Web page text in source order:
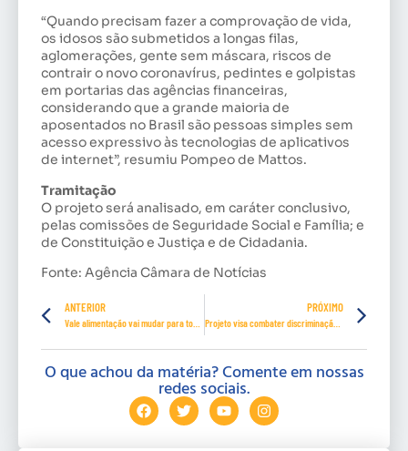
“Quando precisam fazer a comprovação de vida,
os idosos são submetidos a longas filas,
aglomerações, gente sem máscara, riscos de
contrair o novo coronavírus, pedintes e golpistas
em portarias das agências financeiras,
considerando que a grande maioria de
aposentados no Brasil são pessoas simples sem
acesso expressivo às tecnologias de aplicativos
de internet”, resumiu Pompeo de Mattos.
Tramitação
O projeto será analisado, em caráter conclusivo,
pelas comissões de Seguridade Social e Família; e
de Constituição e Justiça e de Cidadania.
Fonte: Agência Câmara de Notícias
ANTERIOR PRÓXIMO
Projeto visa combater discriminação racial no acesso ao crédito
O que achou da matéria? Comente em nossas
redes sociais.